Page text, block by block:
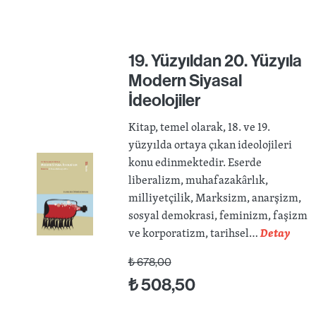
19. Yüzyıldan 20. Yüzyıla
Modern Siyasal
İdeolojiler
Kitap, temel olarak, 18. ve 19.
yüzyılda ortaya çıkan ideolojileri
konu edinmektedir. Eserde
liberalizm, muhafazakârlık,
milliyetçilik, Marksizm, anarşizm,
sosyal demokrasi, feminizm, faşizm
ve korporatizm, tarihsel…Detay
₺678,00
₺508,50